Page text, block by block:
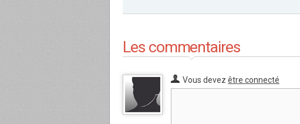
Les commentaires
Vous devez être connecté